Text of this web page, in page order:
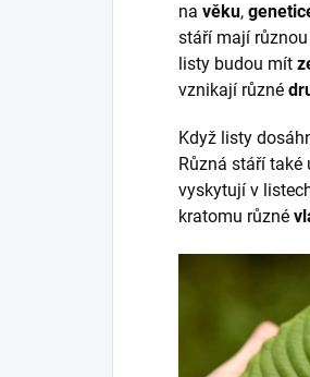
na věku,
stáří mají různou
listy budou mít
vznikají různé
Když listy
Různá stáří také
vyskytují v
kratomu různé